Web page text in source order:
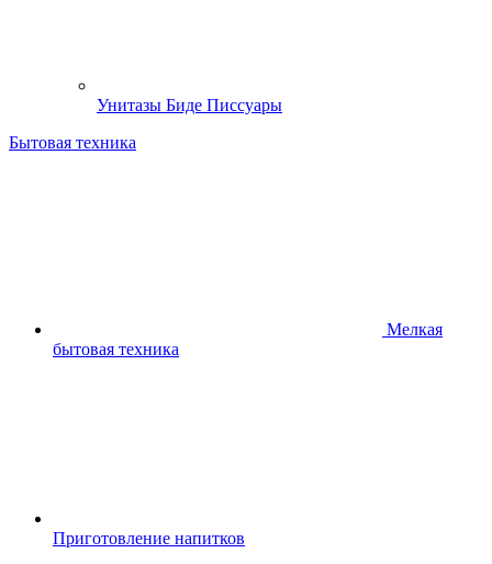
Унитазы Биде Писсуары
Бытовая техника
Мелкая
бытовая техника
Приготовление напитков